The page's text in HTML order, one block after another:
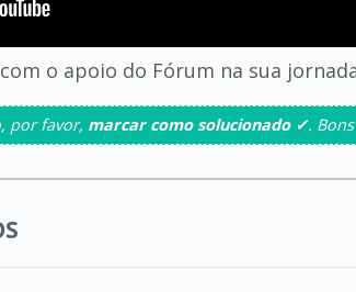
o apoio do Fórum na sua
por favor, marcar como solucionado ✓.